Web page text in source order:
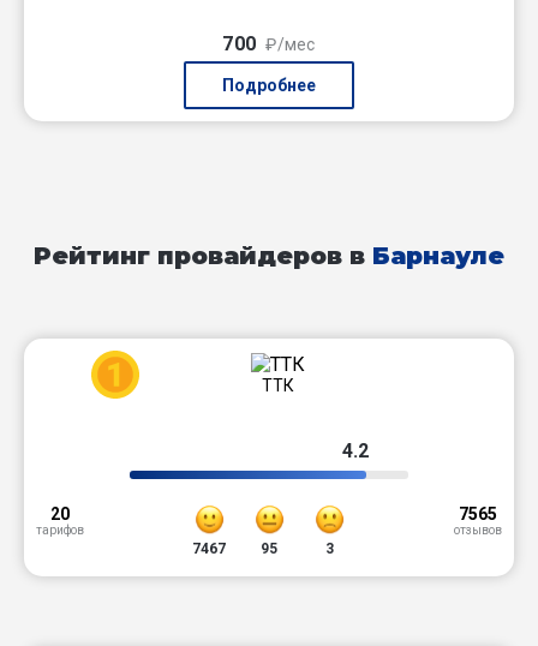
700 ₽/мес
Подробнее
Рейтинг провайдеров в Барнауле
1
ТТК
4.2
20
тарифов
7467 95 3
7565
отзывов